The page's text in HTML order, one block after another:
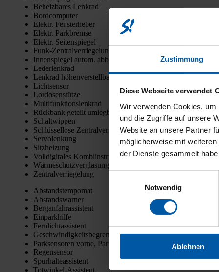
Zustimmung
Diese Webseite verwendet
Wir verwenden Cookies,
und die Zugriffe auf unsere
Website an unsere Partner
möglicherweise mit
der Dienste gesammelt
Notwendig
Ablehnen
Beheiz­ba­res Lenk­rad
Bord­com­pu­ter
Elektr. Fens­ter­he­ber
Elektr. Park­brem­se
Elektr. Sei­ten­spie­gel
Funk-Zen­tral­ver­rie­ge­lung
Innen­spie­gel autom. abblen­dend
Leder­lenk­rad
Lenk­rad höhen­ver­stell­bar
Licht­sen­sor
Lor­do­sen­stüt­ze
Mul­ti­funk­ti­ons­lenk­rad
Rück­bank geteilt umleg­bar
Schalt­wip­pen
Schlüs­sel­lo­se Zen­tral­ver­rie­ge­lung
Ser­vo­len­kung
Sitz­hei­zung
Voll­di­gi­ta­les Kom­bi­in­stru­ment
Wär­me­schutz­ver­gla­sung
Zen­tral­ver­rie­ge­lung
Abstands­tem­po­mat
Abstands­war­ner
Berg­an­fahr­as­sis­tent
Ein­park­hil­fe
Fern­licht­as­sis­tent
Geschwin­dig­keits­be­gren­zer
Park­sen­so­ren vor­ne, Park­sen­so­ren hin­ten, Kame­ra
Regen­sen­sor
Spur­hal­te­as­sis­tent
Tot­win­kel-Assis­tent